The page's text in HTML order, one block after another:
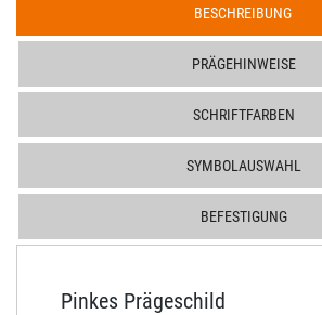
BESCHREIBUNG
PRÄGEHINWEISE
SCHRIFTFARBEN
SYMBOLAUSWAHL
BEFESTIGUNG
Pinkes Prägeschild